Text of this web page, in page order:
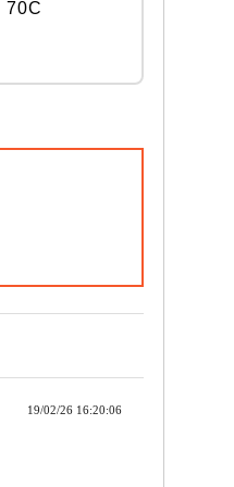
70C
19/02/26 16:20:06